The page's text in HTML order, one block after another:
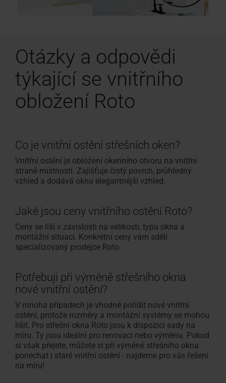
Otázky a odpovědi
týkající se vnitřního
obložení Roto
Co je vnitřní ostění střešních oken?
Vnitřní ostění je obložení okenního otvoru na vnitřní
straně místnosti. Zajišťuje čistý povrch, průhledný
vzhled a dodává oknu elegantnější vzhled.
Jaké jsou ceny vnitřního ostění Roto?
Ceny se liší v závislosti na velikosti, typu okna a
montážní situaci. Konkrétní ceny vám sdělí
specializovaný prodejce Roto.
Potřebuji při výměně střešního okna
nové vnitřní ostění?
V mnoha případech je vhodné pořídit nové vnitřní
ostění, protože rozměry a montážní systémy se mohou
lišit. Pro střešní okna Roto jsou k dispozici sady na
míru. Ty jsou ideální pro renovaci nebo výměnu. Pokud
si však přejete, můžete si při výměně střešního okna
ponechat i staré vnitřní ostění - najdeme pro vás řešení
na míru!